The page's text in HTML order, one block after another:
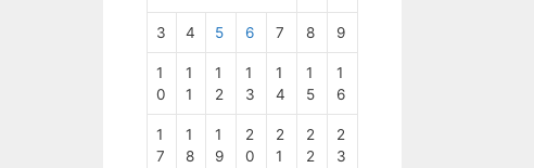
3 4 5 6 7 8 9
1
0
1
1
1
2
1
3
1
4
1
5
1
6
1
7
1
8
1
9
2
0
2
1
2
2
2
3